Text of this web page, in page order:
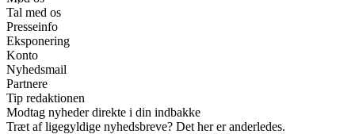
Tal med os
Presseinfo
Eksponering
Konto
Nyhedsmail
Partnere
Tip redaktionen
Modtag nyheder direkte i din indbakke
Træt af ligegyldige nyhedsbreve? Det her er anderledes.